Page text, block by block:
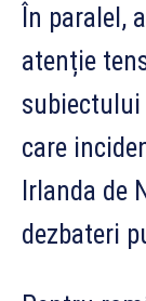
În paralel,
atenție
care
Irlanda de
dezbateri